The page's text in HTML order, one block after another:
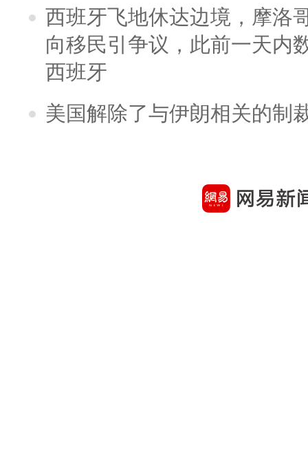
西班牙飞地休达边境，摩洛
向移民引争议，此前一天内
西班牙
美国解除了与伊朗相关的制